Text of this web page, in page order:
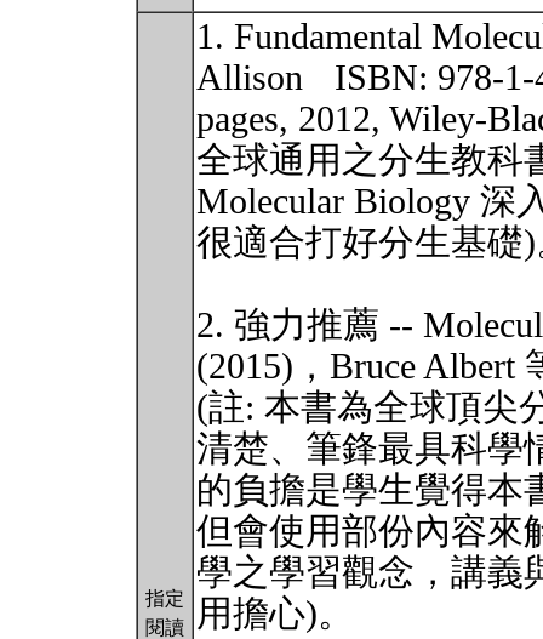
指定
閱讀
1. Fundamental
Allison ISBN: 978-1-
pages, 2012, Wiley-
全球通用之分生教科
Molecular Biology
很適合打好分生基礎
2. 強力推薦 --
(2015)，Bruce
(註: 本書為全球頂尖
清楚、筆鋒最具科學
的負擔是學生覺得本
但會使用部份內容來
學之學習觀念，講義
用擔心)。